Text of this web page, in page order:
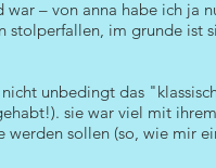
– von anna habe ich ja
im grunde ist
unbedingt das
sie war viel mit
sollen (so, wie mir